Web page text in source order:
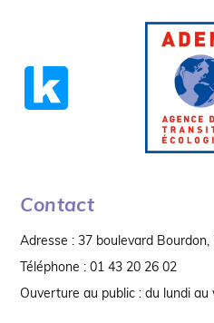
Contact
Adresse : 37 boulevard Bourdon,
Téléphone : 01 43 20 26 02
Ouverture au public : du lundi au